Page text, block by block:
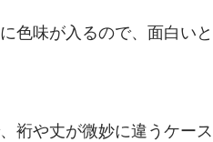
色味が入るので、面白いと
裄や丈が微妙に違うケース